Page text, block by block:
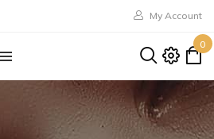
My Account
0